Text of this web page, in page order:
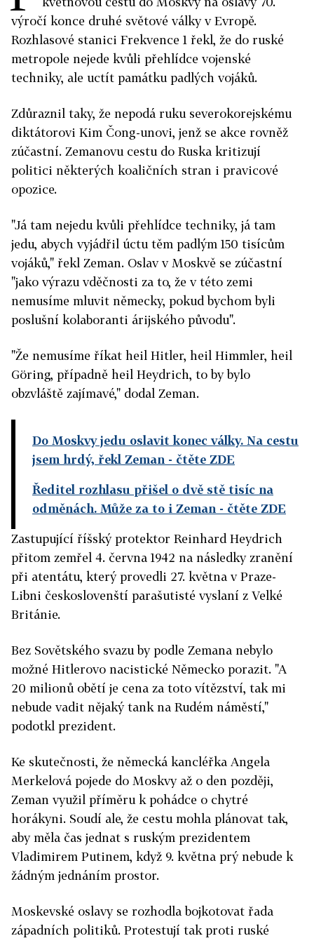
výročí konce druhé světové války v Evropě.
Rozhlasové stanici Frekvence 1 řekl, že do ruské
metropole nejede kvůli přehlídce vojenské
techniky, ale uctít památku padlých vojáků.
Zdůraznil taky, že nepodá ruku severokorejskému
diktátorovi Kim Čong-unovi, jenž se akce rovněž
zúčastní. Zemanovu cestu do Ruska kritizují
politici některých koaličních stran i pravicové
opozice.
"Já tam nejedu kvůli přehlídce techniky, já tam
jedu, abych vyjádřil úctu těm padlým 150 tisícům
vojáků," řekl Zeman. Oslav v Moskvě se zúčastní
"jako výrazu vděčnosti za to, že v této zemi
nemusíme mluvit německy, pokud bychom byli
poslušní kolaboranti árijského původu".
"Že nemusíme říkat heil Hitler, heil Himmler, heil
Göring, případně heil Heydrich, to by bylo
obzvláště zajímavé," dodal Zeman.
Do Moskvy jedu oslavit konec války. Na cestu
jsem hrdý, řekl Zeman - čtěte ZDE
Ředitel rozhlasu přišel o dvě stě tisíc na
odměnách. Může za to i Zeman - čtěte ZDE
Zastupující říšský protektor Reinhard Heydrich
přitom zemřel 4. června 1942 na následky zranění
při atentátu, který provedli 27. května v Praze-
Libni českoslovenští parašutisté vyslaní z Velké
Británie.
Bez Sovětského svazu by podle Zemana nebylo
možné Hitlerovo nacistické Německo porazit. "A
20 milionů obětí je cena za toto vítězství, tak mi
nebude vadit nějaký tank na Rudém náměstí,"
podotkl prezident.
Ke skutečnosti, že německá kancléřka Angela
Merkelová pojede do Moskvy až o den později,
Zeman využil příměru k pohádce o chytré
horákyni. Soudí ale, že cestu mohla plánovat tak,
aby měla čas jednat s ruským prezidentem
Vladimirem Putinem, když 9. května prý nebude k
žádným jednáním prostor.
Moskevské oslavy se rozhodla bojkotovat řada
západních politiků. Protestují tak proti ruské